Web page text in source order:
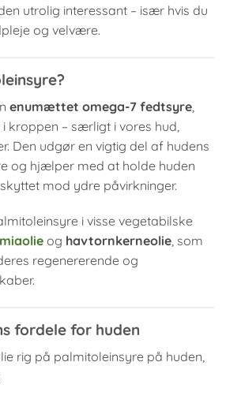
utrolig interessant – især hvis du
og velvære.
enumættet omega-7 fedtsyre
kroppen – særligt i vores hud,
Den udgør en vigtig del af hudens
og hjælper med at holde huden
mod ydre påvirkninger.
i visse vegetabilske
og havtornkerneolie, som
regenererende og
fordele for huden
rig på palmitoleinsyre på huden,